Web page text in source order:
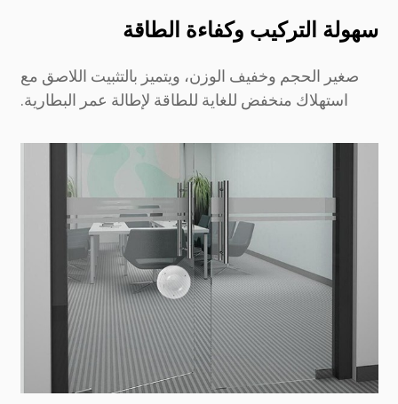
سهولة التركيب وكفاءة الطاقة
صغير الحجم وخفيف الوزن، ويتميز بالتثبيت اللاصق مع
استهلاك منخفض للغاية للطاقة لإطالة عمر البطارية.